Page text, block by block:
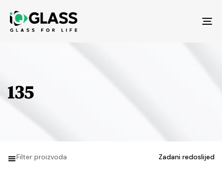
135
Filter proizvoda